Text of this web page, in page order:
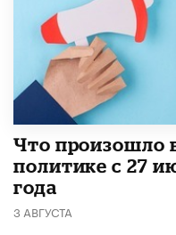
​Что произошло
политике с 27
года
3 АВГУСТА